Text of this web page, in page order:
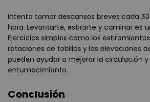
Intenta tomar descansos breves cada
hora. Levantarte, estirarte y caminar es
Ejercicios simples como los
rotaciones de tobillos y las elevaciones
pueden ayudar a mejorar la circulación y
entumecimiento.
Conclusión